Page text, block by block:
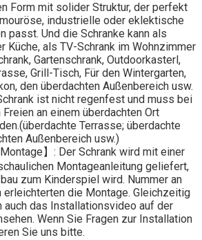
Form mit solider Struktur, der perfekt
industrielle oder eklektische
passt. Und die Schranke kann als
Küche, als TV-Schrank im Wohnzimmer
Gartenschrank, Outdoorkasterl,
Grill-Tisch, Für den Wintergarten,
den überdachten Außenbereich usw.
ist nicht regenfest und muss bei
an einem überdachten Ort
Terrasse; überdachte
Außenbereich usw.)
】: Der Schrank wird mit einer
Montageanleitung geliefert,
zum Kinderspiel wird. Nummer an
erleichterten die Montage. Gleichzeitig
auch das Installationsvideo auf der
Wenn Sie Fragen zur Installation
Sie uns bitte.